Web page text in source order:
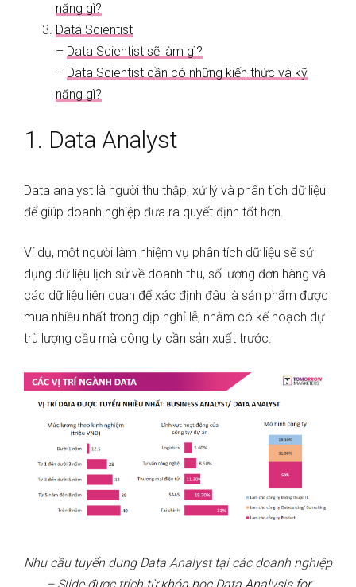
năng gì?
Data Scientist
– Data Scientist sẽ làm gì?
– Data Scientist cần có những kiến thức và kỹ
năng gì?
1. Data Analyst
Data analyst là người thu thập, xử lý và phân tích dữ liệu
để giúp doanh nghiệp đưa ra quyết định tốt hơn.
Ví dụ, một người làm nhiệm vụ phân tích dữ liệu sẽ sử
dụng dữ liệu lịch sử về doanh thu, số lượng đơn hàng và
các dữ liệu liên quan để xác định đâu là sản phẩm được
mua nhiều nhất trong dịp nghỉ lễ, nhằm có kế hoạch dự
trù lượng cầu mà công ty cần sản xuất trước.
Nhu cầu tuyển dụng Data Analyst tại các doanh nghiệp